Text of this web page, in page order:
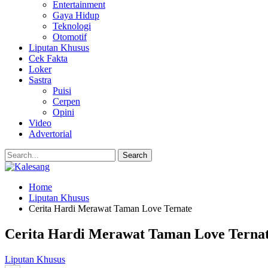
Entertainment
Gaya Hidup
Teknologi
Otomotif
Liputan Khusus
Cek Fakta
Loker
Sastra
Puisi
Cerpen
Opini
Video
Advertorial
Home
Liputan Khusus
Cerita Hardi Merawat Taman Love Ternate
Cerita Hardi Merawat Taman Love
Liputan Khusus